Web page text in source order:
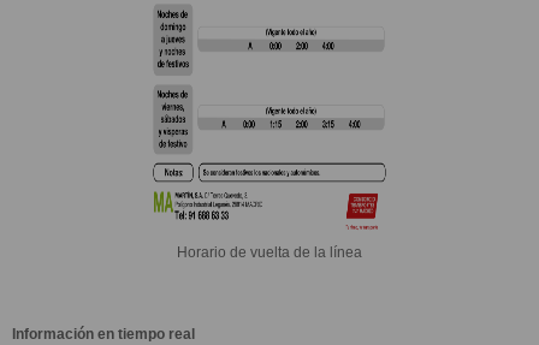
Horario de vuelta de la línea
Información en tiempo real